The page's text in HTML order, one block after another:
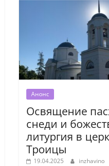
Анонс
Освящение
снеди и
литургия в
Троицы
19.04.2025 inzhavino